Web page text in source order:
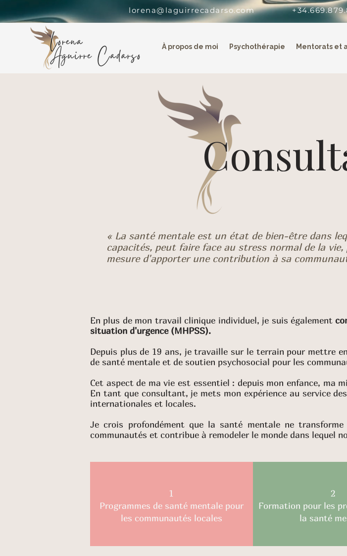
lorena@laguirrecadarso.com
À propos de moi Psychothérapie Mentorats et
« La santé mentale est un état de bien-être dans
capacités, peut faire face au stress normal de la
mesure d'apporter une contribution à sa
En plus de mon travail clinique individuel, je suis également
situation d'urgence (MHPSS).
Depuis plus de 19 ans, je travaille sur le terrain pour mettre
de santé mentale et de soutien psychosocial pour les
Cet aspect de ma vie est essentiel : depuis mon enfance, ma
En tant que consultant, je mets mon expérience au service
internationales et locales.
Je crois profondément que la santé mentale ne
communautés et contribue à remodeler le monde dans lequel
1
Programmes de santé mentale pour
les communautés locales
2
Formation pour les
la santé